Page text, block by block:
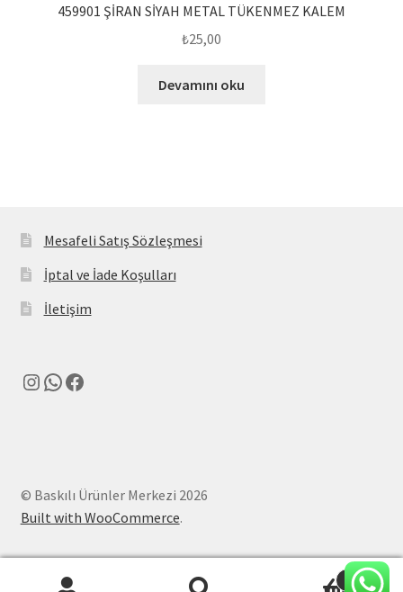
459901 ŞİRAN SİYAH METAL TÜKENMEZ KALEM
₺25,00
Devamını oku
Mesafeli Satış Sözleşmesi
İptal ve İade Koşulları
İletişim
Instagram
WhatsApp
Facebook
© Baskılı Ürünler Merkezi 2026
Built with WooCommerce.